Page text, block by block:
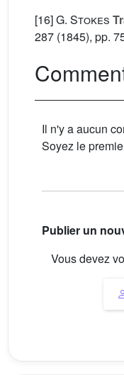
[16]G. Stokes
287 (1845), pp.
Il n'y a aucun
Soyez le
Publier un
Vous devez